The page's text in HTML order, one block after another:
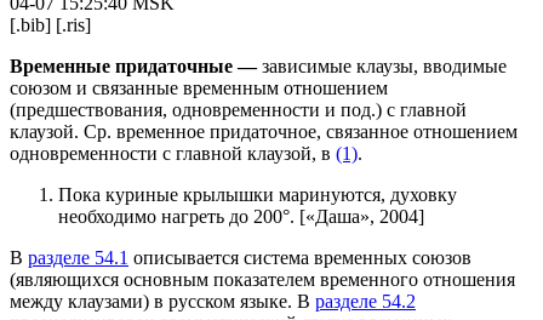
[.bib] [.ris]
Временные придаточные —зависимые клаузы, вводимые
союзом и связанные временным отношением
(предшествования, одновременности и под.) с главной
клаузой. Ср. временное придаточное, связанное отношением
одновременности с главной клаузой, в (1).
Пока куриные крылышки маринуются, духовку
необходимо нагреть до 200°. [«Даша», 2004]
В разделе 54.1 описывается система временных союзов
(являющихся основным показателем временного отношения
между клаузами) в русском языке. В разделе 54.2